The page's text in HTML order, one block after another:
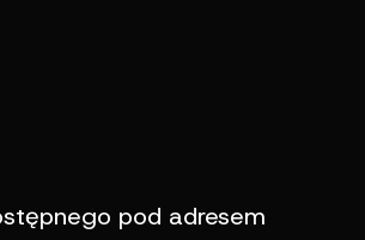
pod adresem